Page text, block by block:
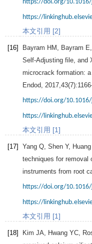
https://doi.org/
https://
本文引用 [2]
[16] Bayram HM Bayram E
Self-Adjusting file, and
microcrack formation:
Endod 2017 43
https://doi.org/
https://
本文引用 [1]
[17] Yang Q Shen Y, Huang
techniques for removal
instruments from root
https://doi.org/
https://
本文引用 [1]
[18] Kim JA Hwang YC